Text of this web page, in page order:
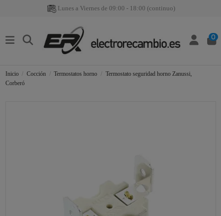
Lunes a Viernes de 09:00 - 18:00 (continuo)
0
Inicio Cocción Termostatos horno
Termostato seguridad horno Zanussi,
Corberó